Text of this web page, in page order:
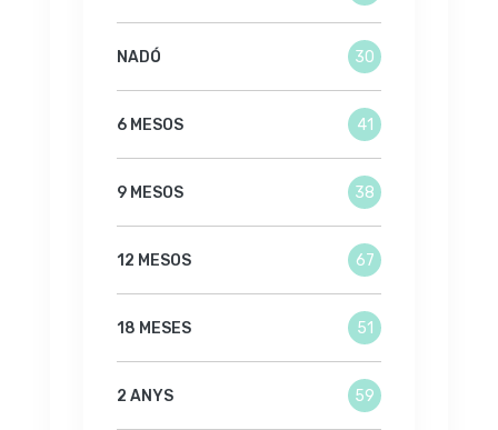
NADÓ 30
6 MESOS 41
9 MESOS 38
12 MESOS 67
18 MESES 51
2 ANYS 59